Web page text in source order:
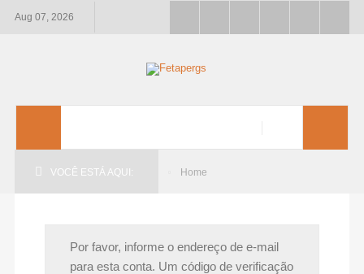
Aug 07, 2026
VOCÊ ESTÁ AQUI: Home
Por favor, informe o endereço de e-mail
para esta conta. Um código de verificação